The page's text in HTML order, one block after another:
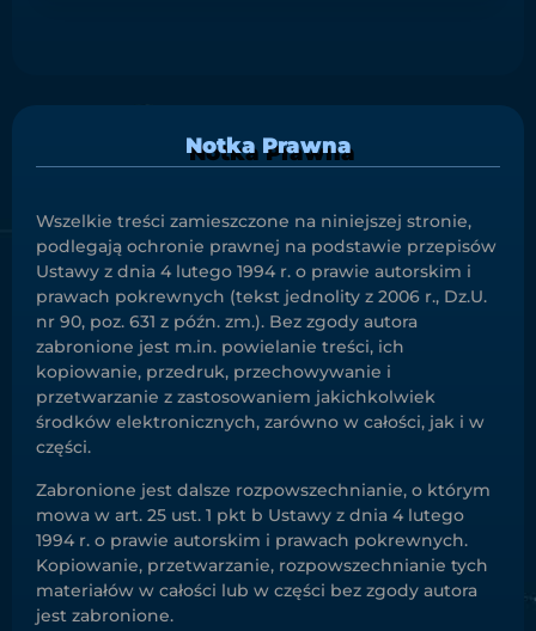
Notka Prawna
Wszelkie treści zamieszczone na niniejszej stronie,
podlegają ochronie prawnej na podstawie przepisów
Ustawy z dnia 4 lutego 1994 r. o prawie autorskim i
prawach pokrewnych (tekst jednolity z 2006 r., Dz.U.
nr 90, poz. 631 z późn. zm.). Bez zgody autora
zabronione jest m.in. powielanie treści, ich
kopiowanie, przedruk, przechowywanie i
przetwarzanie z zastosowaniem jakichkolwiek
środków elektronicznych, zarówno w całości, jak i w
części.
Zabronione jest dalsze rozpowszechnianie, o którym
mowa w art. 25 ust. 1 pkt b Ustawy z dnia 4 lutego
1994 r. o prawie autorskim i prawach pokrewnych.
Kopiowanie, przetwarzanie, rozpowszechnianie tych
materiałów w całości lub w części bez zgody autora
jest zabronione.